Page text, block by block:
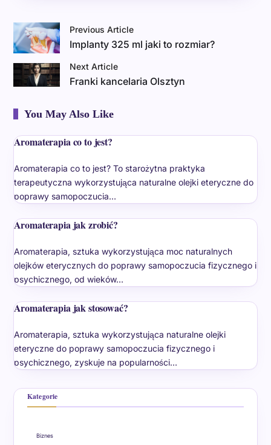
Previous Article
Implanty 325 ml jaki to rozmiar?
Next Article
Franki kancelaria Olsztyn
You May Also Like
Aromaterapia co to jest?
Aromaterapia co to jest? To starożytna praktyka
terapeutyczna wykorzystująca naturalne olejki eteryczne do
poprawy samopoczucia…
Aromaterapia jak zrobić?
Aromaterapia, sztuka wykorzystująca moc naturalnych
olejków eterycznych do poprawy samopoczucia fizycznego i
psychicznego, od wieków…
Aromaterapia jak stosować?
Aromaterapia, sztuka wykorzystująca naturalne olejki
eteryczne do poprawy samopoczucia fizycznego i
psychicznego, zyskuje na popularności…
Kategorie
Biznes